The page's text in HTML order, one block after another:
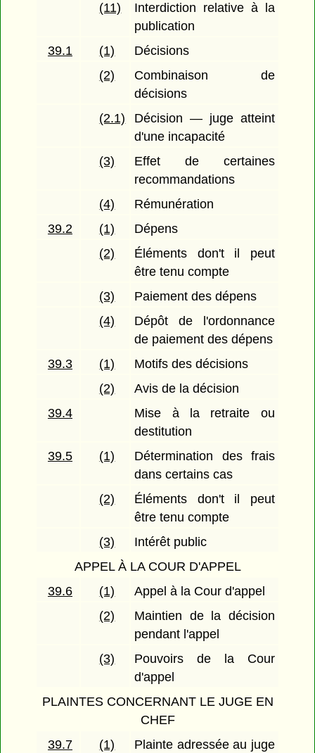
(11)
Interdiction relative à la
publication
39.1
(1)
Décisions
(2)
Combinaison de
décisions
(2.1)
Décision — juge atteint
d'une incapacité
(3)
Effet de certaines
recommandations
(4)
Rémunération
39.2
(1)
Dépens
(2)
Éléments don't il peut
être tenu compte
(3)
Paiement des dépens
(4)
Dépôt de l'ordonnance
de paiement des dépens
39.3
(1)
Motifs des décisions
(2)
Avis de la décision
39.4
Mise à la retraite ou
destitution
39.5
(1)
Détermination des frais
dans certains cas
(2)
Éléments don't il peut
être tenu compte
(3)
Intérêt public
APPEL À LA COUR D'APPEL
39.6
(1)
Appel à la Cour d'appel
(2)
Maintien de la décision
pendant l'appel
(3)
Pouvoirs de la Cour
d'appel
PLAINTES CONCERNANT LE JUGE EN
CHEF
39.7
(1)
Plainte adressée au juge